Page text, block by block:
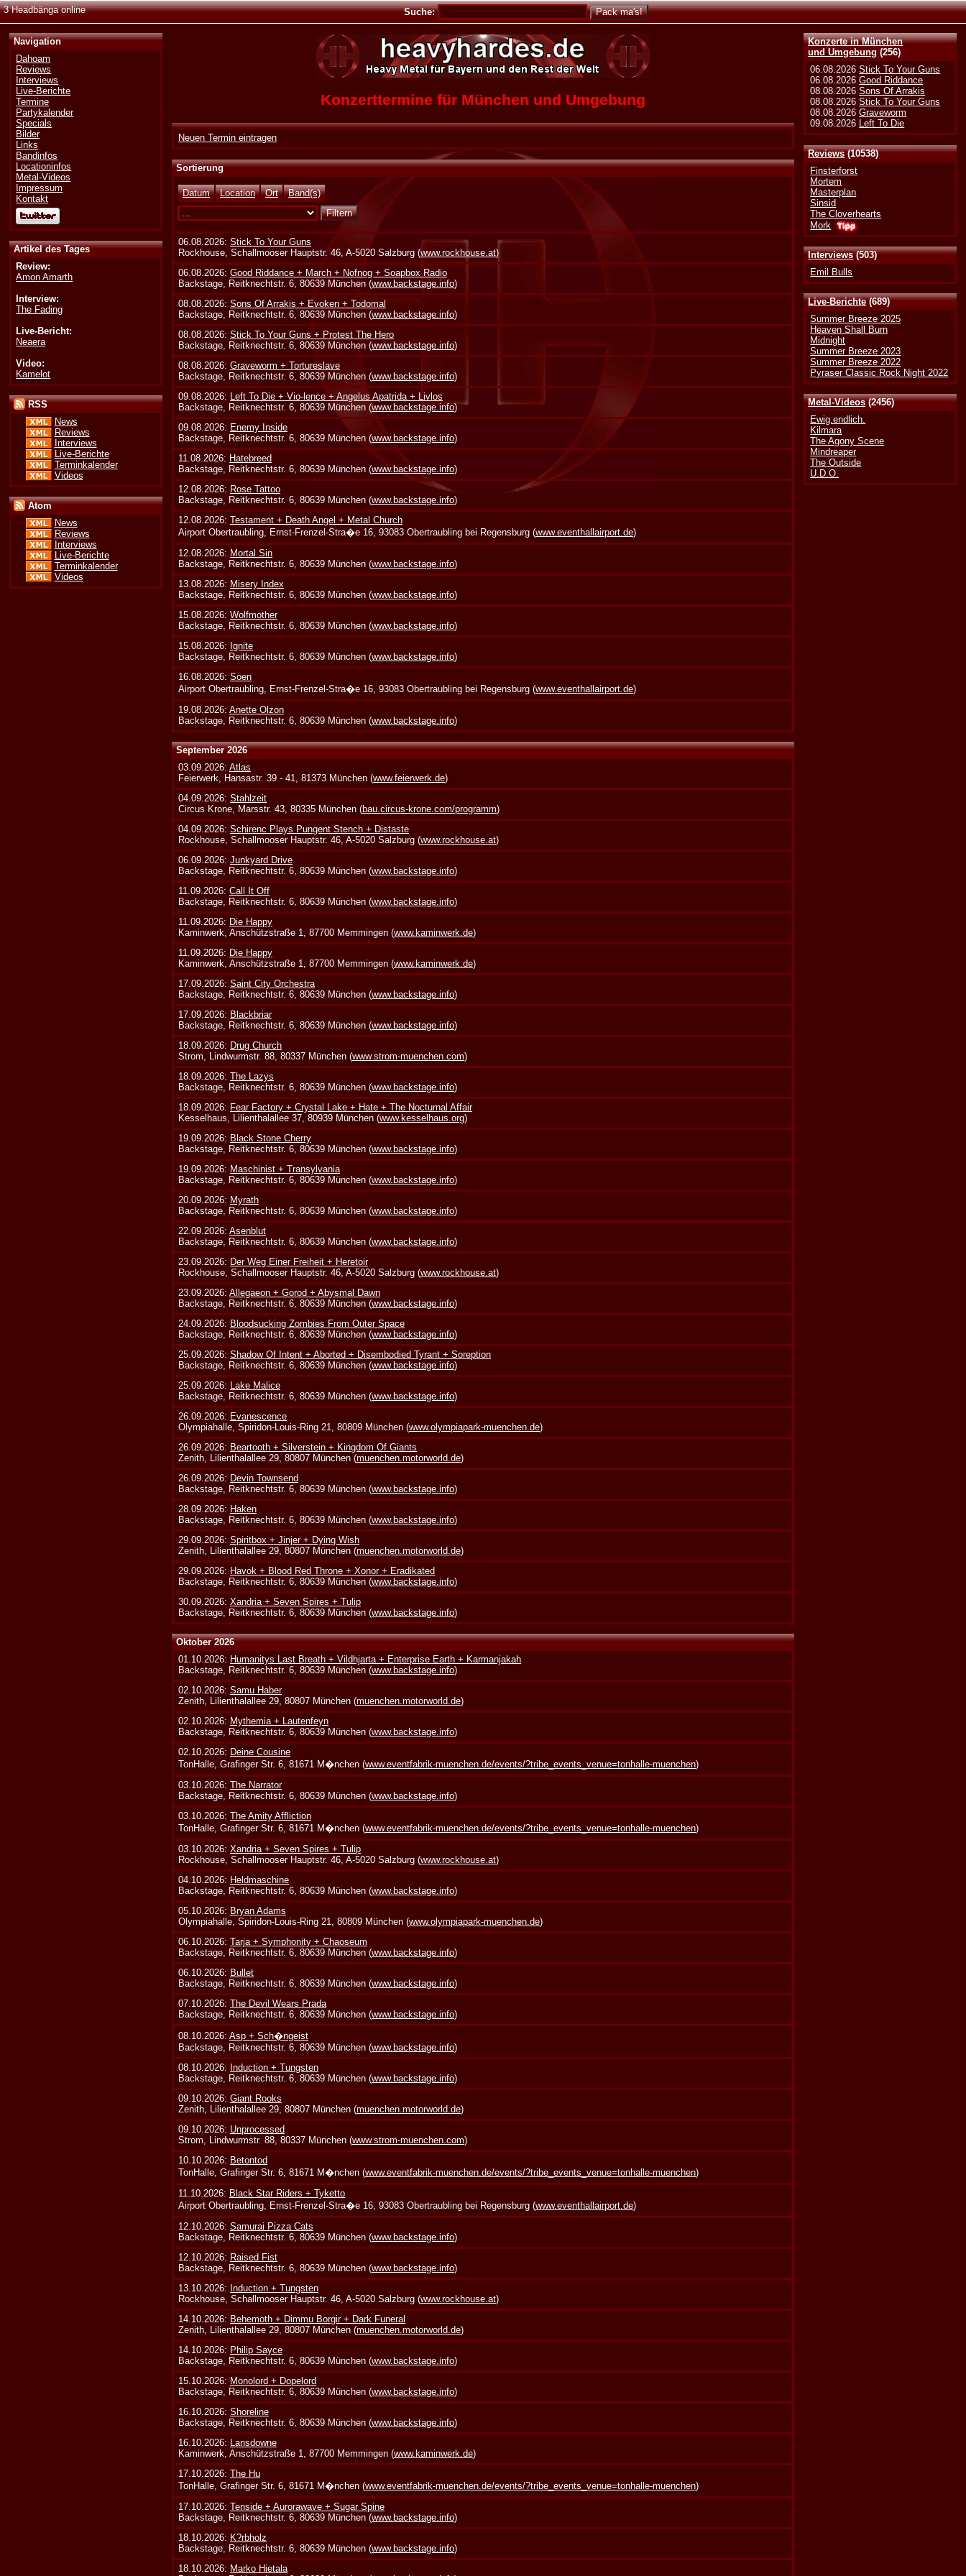
3 Headbänga online Suche:
Konzerte in München
und Umgebung (256)
06.08.2026Stick To Your Guns
06.08.2026Good Riddance
08.08.2026Sons Of Arrakis
08.08.2026Stick To Your Guns
08.08.2026Graveworm
09.08.2026 Left To Die
Reviews(10538)
Finsterforst
Mortem
Masterplan
Sinsid
The Cloverhearts
Mork
Interviews(503)
Emil Bulls
Live-Berichte(689)
Summer Breeze 2025
Heaven Shall Burn
Midnight
Summer Breeze 2023
Summer Breeze 2022
Pyraser Classic Rock Night 2022
Metal-Videos(2456)
Ewig.endlich.
Kilmara
The Agony Scene
Mindreaper
The Outside
U.D.O.
Navigation
Dahoam
Reviews
Interviews
Live-Berichte
Termine
Partykalender
Specials
Bilder
Links
Bandinfos
Locationinfos
Metal-Videos
Impressum
Kontakt
Artikel des Tages
Review:
Amon Amarth
Interview:
The Fading
Live-Bericht:
Neaera
Video:
Kamelot
RSS
News
Reviews
Interviews
Live-Berichte
Terminkalender
Videos
Atom
News
Reviews
Interviews
Live-Berichte
Terminkalender
Videos
Konzerttermine für München und Umgebung
Neuen Termin eintragen
Sortierung
Datum Location Ort Band(s)
06.08.2026:Stick To Your Guns
Rockhouse, Schallmooser Hauptstr. 46, A-5020 Salzburg (www.rockhouse.at)
06.08.2026:Good Riddance + March + Nofnog + Soapbox Radio
Backstage, Reitknechtstr. 6, 80639 München (www.backstage.info)
08.08.2026:Sons Of Arrakis + Evoken + Todomal
Backstage, Reitknechtstr. 6, 80639 München (www.backstage.info)
08.08.2026:Stick To Your Guns + Protest The Hero
Backstage, Reitknechtstr. 6, 80639 München (www.backstage.info)
08.08.2026:Graveworm + Tortureslave
Backstage, Reitknechtstr. 6, 80639 München (www.backstage.info)
09.08.2026: Left To Die + Vio-lence + Angelus Apatrida + Livlos
Backstage, Reitknechtstr. 6, 80639 München (www.backstage.info)
09.08.2026: Enemy Inside
Backstage, Reitknechtstr. 6, 80639 München (www.backstage.info)
11.08.2026: Hatebreed
Backstage, Reitknechtstr. 6, 80639 München (www.backstage.info)
12.08.2026: Rose Tattoo
Backstage, Reitknechtstr. 6, 80639 München (www.backstage.info)
12.08.2026:Testament + Death Angel + Metal Church
Airport Obertraubling, Ernst-Frenzel-Stra�e 16, 93083 Obertraubling bei Regensburg (www.eventhallairport.de)
12.08.2026: Mortal Sin
Backstage, Reitknechtstr. 6, 80639 München (www.backstage.info)
13.08.2026: Misery Index
Backstage, Reitknechtstr. 6, 80639 München (www.backstage.info)
15.08.2026:Wolfmother
Backstage, Reitknechtstr. 6, 80639 München (www.backstage.info)
15.08.2026: Ignite
Backstage, Reitknechtstr. 6, 80639 München (www.backstage.info)
16.08.2026:Soen
Airport Obertraubling, Ernst-Frenzel-Stra�e 16, 93083 Obertraubling bei Regensburg (www.eventhallairport.de)
19.08.2026:Anette Olzon
Backstage, Reitknechtstr. 6, 80639 München (www.backstage.info)
September 2026
03.09.2026:Atlas
Feierwerk, Hansastr. 39 - 41, 81373 München (www.feierwerk.de)
04.09.2026:Stahlzeit
Circus Krone, Marsstr. 43, 80335 München (bau.circus-krone.com/programm)
04.09.2026:Schirenc Plays Pungent Stench + Distaste
Rockhouse, Schallmooser Hauptstr. 46, A-5020 Salzburg (www.rockhouse.at)
06.09.2026:Junkyard Drive
Backstage, Reitknechtstr. 6, 80639 München (www.backstage.info)
11.09.2026:Call It Off
Backstage, Reitknechtstr. 6, 80639 München (www.backstage.info)
11.09.2026: Die Happy
Kaminwerk, Anschützstraße 1, 87700 Memmingen (www.kaminwerk.de)
11.09.2026: Die Happy
Kaminwerk, Anschützstraße 1, 87700 Memmingen (www.kaminwerk.de)
17.09.2026:Saint City Orchestra
Backstage, Reitknechtstr. 6, 80639 München (www.backstage.info)
17.09.2026: Blackbriar
Backstage, Reitknechtstr. 6, 80639 München (www.backstage.info)
18.09.2026: Drug Church
Strom, Lindwurmstr. 88, 80337 München (www.strom-muenchen.com)
18.09.2026:The Lazys
Backstage, Reitknechtstr. 6, 80639 München (www.backstage.info)
18.09.2026: Fear Factory + Crystal Lake + Hate + The Nocturnal Affair
Kesselhaus, Lilienthalallee 37, 80939 München (www.kesselhaus.org)
19.09.2026: Black Stone Cherry
Backstage, Reitknechtstr. 6, 80639 München (www.backstage.info)
19.09.2026: Maschinist + Transylvania
Backstage, Reitknechtstr. 6, 80639 München (www.backstage.info)
20.09.2026: Myrath
Backstage, Reitknechtstr. 6, 80639 München (www.backstage.info)
22.09.2026:Asenblut
Backstage, Reitknechtstr. 6, 80639 München (www.backstage.info)
23.09.2026: Der Weg Einer Freiheit + Heretoir
Rockhouse, Schallmooser Hauptstr. 46, A-5020 Salzburg (www.rockhouse.at)
23.09.2026:Allegaeon + Gorod + Abysmal Dawn
Backstage, Reitknechtstr. 6, 80639 München (www.backstage.info)
24.09.2026: Bloodsucking Zombies From Outer Space
Backstage, Reitknechtstr. 6, 80639 München (www.backstage.info)
25.09.2026:Shadow Of Intent + Aborted + Disembodied Tyrant + Soreption
Backstage, Reitknechtstr. 6, 80639 München (www.backstage.info)
25.09.2026: Lake Malice
Backstage, Reitknechtstr. 6, 80639 München (www.backstage.info)
26.09.2026: Evanescence
Olympiahalle, Spiridon-Louis-Ring 21, 80809 München (www.olympiapark-muenchen.de)
26.09.2026: Beartooth + Silverstein + Kingdom Of Giants
Zenith, Lilienthalallee 29, 80807 München (muenchen.motorworld.de)
26.09.2026: Devin Townsend
Backstage, Reitknechtstr. 6, 80639 München (www.backstage.info)
28.09.2026: Haken
Backstage, Reitknechtstr. 6, 80639 München (www.backstage.info)
29.09.2026:Spiritbox + Jinjer + Dying Wish
Zenith, Lilienthalallee 29, 80807 München (muenchen.motorworld.de)
29.09.2026: Havok + Blood Red Throne + Xonor + Eradikated
Backstage, Reitknechtstr. 6, 80639 München (www.backstage.info)
30.09.2026:Xandria + Seven Spires + Tulip
Backstage, Reitknechtstr. 6, 80639 München (www.backstage.info)
Oktober 2026
01.10.2026: Humanitys Last Breath + Vildhjarta + Enterprise Earth + Karmanjakah
Backstage, Reitknechtstr. 6, 80639 München (www.backstage.info)
02.10.2026:Samu Haber
Zenith, Lilienthalallee 29, 80807 München (muenchen.motorworld.de)
02.10.2026: Mythemia + Lautenfeyn
Backstage, Reitknechtstr. 6, 80639 München (www.backstage.info)
02.10.2026: Deine Cousine
TonHalle, Grafinger Str. 6, 81671 M�nchen (www.eventfabrik-muenchen.de/events/?tribe_events_venue=tonhalle-muenchen)
03.10.2026:The Narrator
Backstage, Reitknechtstr. 6, 80639 München (www.backstage.info)
03.10.2026:The Amity Affliction
TonHalle, Grafinger Str. 6, 81671 M�nchen (www.eventfabrik-muenchen.de/events/?tribe_events_venue=tonhalle-muenchen)
03.10.2026:Xandria + Seven Spires + Tulip
Rockhouse, Schallmooser Hauptstr. 46, A-5020 Salzburg (www.rockhouse.at)
04.10.2026: Heldmaschine
Backstage, Reitknechtstr. 6, 80639 München (www.backstage.info)
05.10.2026: Bryan Adams
Olympiahalle, Spiridon-Louis-Ring 21, 80809 München (www.olympiapark-muenchen.de)
06.10.2026:Tarja + Symphonity + Chaoseum
Backstage, Reitknechtstr. 6, 80639 München (www.backstage.info)
06.10.2026: Bullet
Backstage, Reitknechtstr. 6, 80639 München (www.backstage.info)
07.10.2026:The Devil Wears Prada
Backstage, Reitknechtstr. 6, 80639 München (www.backstage.info)
08.10.2026:Asp + Sch�ngeist
Backstage, Reitknechtstr. 6, 80639 München (www.backstage.info)
08.10.2026: Induction + Tungsten
Backstage, Reitknechtstr. 6, 80639 München (www.backstage.info)
09.10.2026:Giant Rooks
Zenith, Lilienthalallee 29, 80807 München (muenchen.motorworld.de)
09.10.2026: Unprocessed
Strom, Lindwurmstr. 88, 80337 München (www.strom-muenchen.com)
10.10.2026: Betontod
TonHalle, Grafinger Str. 6, 81671 M�nchen (www.eventfabrik-muenchen.de/events/?tribe_events_venue=tonhalle-muenchen)
11.10.2026: Black Star Riders + Tyketto
Airport Obertraubling, Ernst-Frenzel-Stra�e 16, 93083 Obertraubling bei Regensburg (www.eventhallairport.de)
12.10.2026:Samurai Pizza Cats
Backstage, Reitknechtstr. 6, 80639 München (www.backstage.info)
12.10.2026: Raised Fist
Backstage, Reitknechtstr. 6, 80639 München (www.backstage.info)
13.10.2026: Induction + Tungsten
Rockhouse, Schallmooser Hauptstr. 46, A-5020 Salzburg (www.rockhouse.at)
14.10.2026: Behemoth + Dimmu Borgir + Dark Funeral
Zenith, Lilienthalallee 29, 80807 München (muenchen.motorworld.de)
14.10.2026: Philip Sayce
Backstage, Reitknechtstr. 6, 80639 München (www.backstage.info)
15.10.2026: Monolord + Dopelord
Backstage, Reitknechtstr. 6, 80639 München (www.backstage.info)
16.10.2026:Shoreline
Backstage, Reitknechtstr. 6, 80639 München (www.backstage.info)
16.10.2026: Lansdowne
Kaminwerk, Anschützstraße 1, 87700 Memmingen (www.kaminwerk.de)
17.10.2026:The Hu
TonHalle, Grafinger Str. 6, 81671 M�nchen (www.eventfabrik-muenchen.de/events/?tribe_events_venue=tonhalle-muenchen)
17.10.2026:Tenside + Aurorawave + Sugar Spine
Backstage, Reitknechtstr. 6, 80639 München (www.backstage.info)
18.10.2026: K?rbholz
Backstage, Reitknechtstr. 6, 80639 München (www.backstage.info)
18.10.2026: Marko Hietala